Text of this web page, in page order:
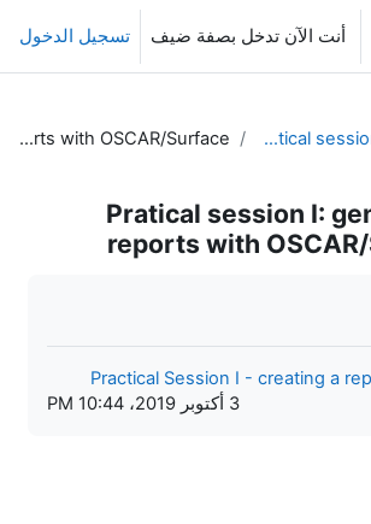
أنت الآن تدخل بصفة ضيف تسجيل الدخول
Course exercises/practical sessions
Pratical session I: generating reports with OSCAR/Surface
Pratical session I:
reports with
Practical Session I - creating a
3 أكتوبر 2019، 10:44 PM